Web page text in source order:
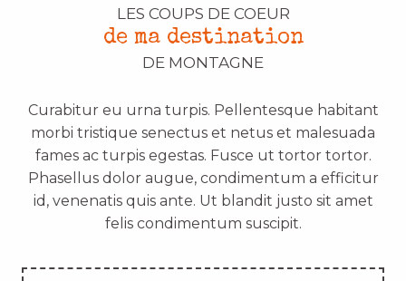
LES COUPS DE COEUR
de ma destination
DE MONTAGNE
Curabitur eu urna turpis. Pellentesque habitant
morbi tristique senectus et netus et malesuada
fames ac turpis egestas. Fusce ut tortor tortor.
Phasellus dolor augue, condimentum a efficitur
id, venenatis quis ante. Ut blandit justo sit amet
felis condimentum suscipit.